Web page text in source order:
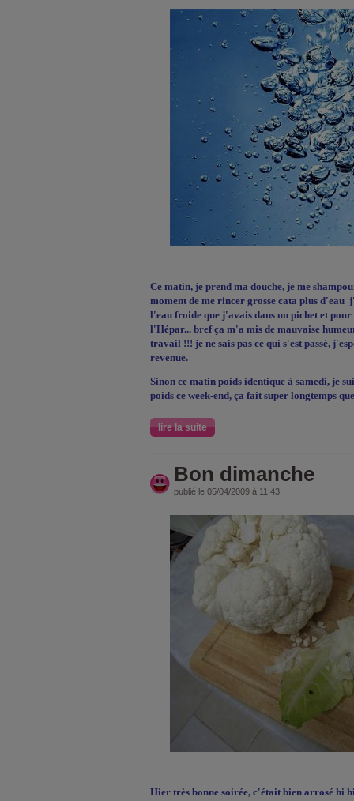
Ce matin, je prend ma douche, je me
moment de me rincer grosse cata plus d'eau
l'eau froide que j'avais dans un pichet et
l'Hépar... bref ça m'a mis de mauvaise
travail !!! je ne sais pas ce qui s'est passé,
revenue.
Sinon ce matin poids identique à samedi, je
poids ce week-end, ça fait super longtemps
lire la suite
Bon dimanche
publié le 05/04/2009 à 11:43
Hier très bonne soirée, c'était bien arrosé hi